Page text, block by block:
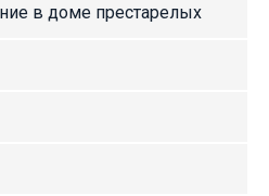
в доме престарелых